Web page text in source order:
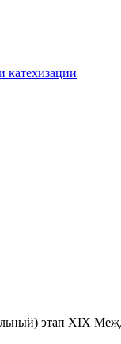
катехизации
этап XIX